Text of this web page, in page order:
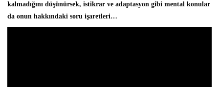
kalmadığını düşünürsek, istikrar ve adaptasyon gibi mental konular
da onun hakkındaki soru işaretleri…